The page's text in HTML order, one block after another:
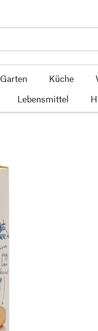
Garten Küche
Lebensmittel